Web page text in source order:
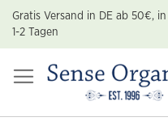
Zum
Inhalt
springen
Gratis Versand in DE ab 50€,
1-2 Tagen